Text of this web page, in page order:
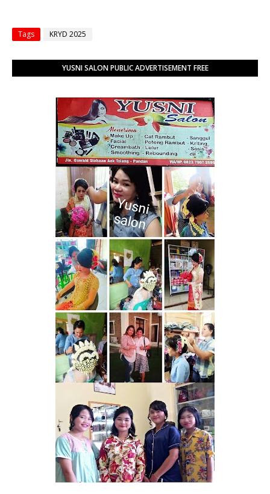
Tags KRYD 2025
YUSNI SALON PUBLIC ADVERTISEMENT FREE